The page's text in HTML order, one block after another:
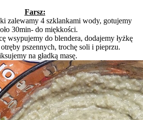
Farsz:
zalewamy 4 szklankami wody, gotujemy
30min- do miękkości.
wsypujemy do blendera, dodajemy łyżkę
pszennych, trochę soli i pieprzu.
na gładką masę.